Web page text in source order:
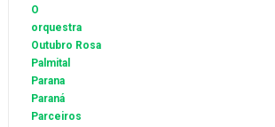
O
orquestra
Outubro Rosa
Palmital
Parana
Paraná
Parceiros